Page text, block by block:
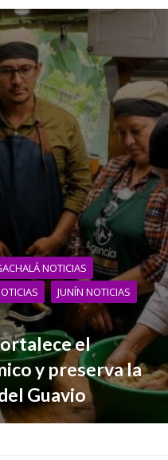
NOTICIAS
JUNÍN NOTICIAS
el
y preserva la
Guavio